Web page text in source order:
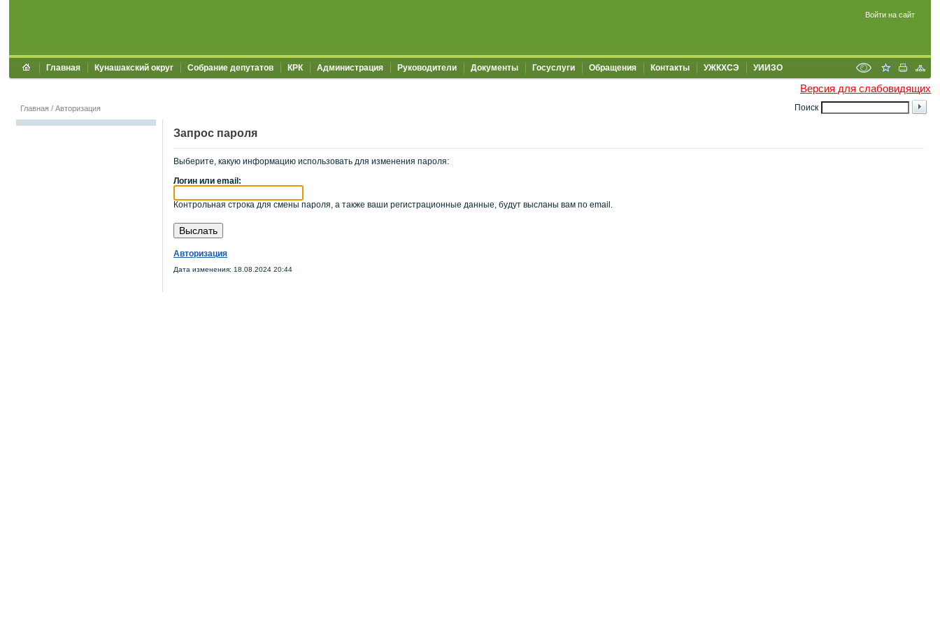
Войти на сайт
Главная Кунашакский округ Собрание депутатов КРК Администрация Руководители Документы Госуслуги Обращения Контакты УЖКХСЭ УИИЗО
Версия для слабовидящих
Поиск
Главная / Авторизация
Запрос пароля
Выберите, какую информацию использовать для изменения пароля:
Логин или email:
Контрольная строка для смены пароля, а также ваши регистрационные данные, будут высланы вам по email.
Авторизация
Дата изменения: 18.08.2024 20:44